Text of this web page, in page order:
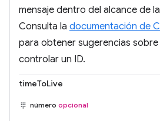
mensaje dentro del alcance de
Consulta la documentación de
para obtener sugerencias
controlar un ID.
timeToLive
número opcional